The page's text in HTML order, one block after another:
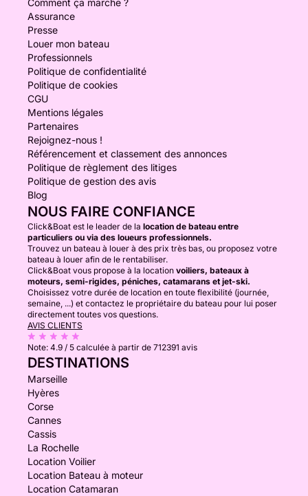
Comment ça marche ?
Assurance
Presse
Louer mon bateau
Professionnels
Politique de confidentialité
Politique de cookies
CGU
Mentions légales
Partenaires
Rejoignez-nous !
Référencement et classement des annonces
Politique de règlement des litiges
Politique de gestion des avis
Blog
NOUS FAIRE CONFIANCE
Click&Boat est le leader de la location de bateau entre
particuliers ou via des loueurs professionnels.
Trouvez un bateau à louer à des prix très bas, ou proposez votre
bateau à louer afin de le rentabiliser.
Click&Boat vous propose à la location voiliers, bateaux à
moteurs, semi-rigides, péniches, catamarans et jet-ski.
Choisissez votre durée de location en toute flexibilité (journée,
semaine, ...) et contactez le propriétaire du bateau pour lui poser
directement toutes vos questions.
AVIS CLIENTS
Note: 4.9 / 5 calculée à partir de 712391 avis
DESTINATIONS
Marseille
Hyères
Corse
Cannes
Cassis
La Rochelle
Location Voilier
Location Bateau à moteur
Location Catamaran